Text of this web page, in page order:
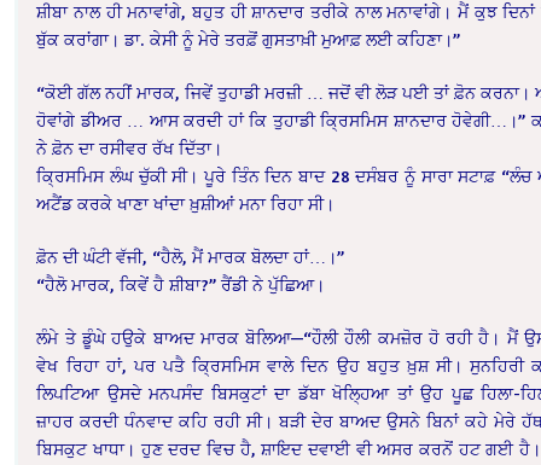
ਸ਼ੀਬਾ ਨਾਲ ਹੀ ਮਨਾਵਾਂਗੇ, ਬਹੁਤ ਹੀ ਸ਼ਾਨਦਾਰ ਤਰੀਕੇ ਨਾਲ ਮਨਾਵਾਂਗੇ। ਮੈਂ ਕੁਝ
ਬੁੱਕ ਕਰਾਂਗਾ। ਡਾ. ਕੇਸੀ ਨੂੰ ਮੇਰੇ ਤਰਫ਼ੋਂ ਗੁਸਤਾਖ਼ੀ ਮੁਆਫ਼ ਲਈ ਕਹਿਣਾ।”
“ਕੋਈ ਗੱਲ ਨਹੀਂ ਮਾਰਕ, ਜਿਵੇਂ ਤੁਹਾਡੀ ਮਰਜ਼ੀ … ਜਦੋਂ ਵੀ ਲੋੜ ਪਈ ਤਾਂ ਫ਼ੋਨ ਕਰਨਾ।
ਹੋਵਾਂਗੇ ਡੀਅਰ … ਆਸ ਕਰਦੀ ਹਾਂ ਕਿ ਤੁਹਾਡੀ ਕ੍ਰਿਸਮਿਸ ਸ਼ਾਨਦਾਰ ਹੋਵੇਗੀ…।”
ਨੇ ਫ਼ੋਨ ਦਾ ਰਸੀਵਰ ਰੱਖ ਦਿੱਤਾ।
ਕ੍ਰਿਸਮਿਸ ਲੰਘ ਚੁੱਕੀ ਸੀ। ਪੂਰੇ ਤਿੰਨ ਦਿਨ ਬਾਦ 28 ਦਸੰਬਰ ਨੂੰ ਸਾਰਾ ਸਟਾਫ਼
ਅਟੈਂਡ ਕਰਕੇ ਖਾਣਾ ਖਾਂਦਾ ਖ਼ੁਸ਼ੀਆਂ ਮਨਾ ਰਿਹਾ ਸੀ।
ਫ਼ੋਨ ਦੀ ਘੰਟੀ ਵੱਜੀ, “ਹੈਲੋ, ਮੈਂ ਮਾਰਕ ਬੋਲਦਾ ਹਾਂ…।”
“ਹੈਲੋ ਮਾਰਕ, ਕਿਵੇਂ ਹੈ ਸ਼ੀਬਾ?” ਰੈਂਡੀ ਨੇ ਪੁੱਛਿਆ।
ਲੰਮੇ ਤੇ ਡੂੰਘੇ ਹਉਕੇ ਬਾਅਦ ਮਾਰਕ ਬੋਲਿਆ—“ਹੌਲੀ ਹੌਲੀ ਕਮਜ਼ੋਰ ਹੋ ਰਹੀ ਹੈ। ਮੈਂ
ਵੇਖ ਰਿਹਾ ਹਾਂ, ਪਰ ਪਤੈ ਕ੍ਰਿਸਮਿਸ ਵਾਲੇ ਦਿਨ ਉਹ ਬਹੁਤ ਖ਼ੁਸ਼ ਸੀ। ਸੁਨਹਿਰੀ
ਲਿਪਟਿਆ ਉਸਦੇ ਮਨਪਸੰਦ ਬਿਸਕੁਟਾਂ ਦਾ ਡੱਬਾ ਖੋਲ੍ਹਿਆ ਤਾਂ ਉਹ ਪੂਛ ਹਿਲਾ-
ਜ਼ਾਹਰ ਕਰਦੀ ਧੰਨਵਾਦ ਕਹਿ ਰਹੀ ਸੀ। ਬੜੀ ਦੇਰ ਬਾਅਦ ਉਸਨੇ ਬਿਨਾਂ ਕਹੇ ਮੇਰੇ
ਬਿਸਕੁਟ ਖਾਧਾ। ਹੁਣ ਦਰਦ ਵਿਚ ਹੈ, ਸ਼ਾਇਦ ਦਵਾਈ ਵੀ ਅਸਰ ਕਰਨੋਂ ਹਟ ਗਈ